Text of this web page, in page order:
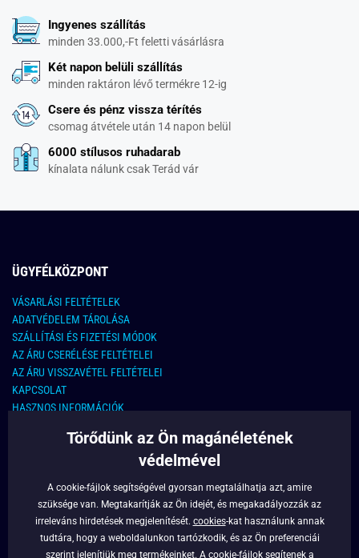
Ingyenes szállítás
minden 33.000,-Ft feletti vásárlásra
Két napon belüli szállítás
minden raktáron lévő termékre 12-ig
Csere és pénz vissza térítés
csomag átvétele után 14 napon belül
6000 stílusos ruhadarab
kínalata nálunk csak Terád vár
ÜGYFÉLKÖZPONT
VÁSARLÁSI FELTÉTELEK
ADATVÉDELEM TÁROLÁSA
SZÁLLÍTÁSI ÉS FIZETÉSI MÓDOK
AZ ÁRU CSERÉLÉSE FELTÉTELEI
AZ ÁRU VISSZAVÉTEL FELTÉTELEI
KAPCSOLAT
HASZNOS INFORMÁCIÓK
KAPCSOLAT
info@legyferfi.hu
FONTOS INFORMÁCIÓK
RÓLUNK
Törődünk az Ön magánéletének
védelmével
A cookie-fájlok segítségével gyorsan megtalálhatja azt, amire
szüksége van. Megtakarítják az Ön idejét, és megakadályozzák az
irreleváns hirdetések megjelenítését. cookies-kat használunk annak
tudtára, hogy a weboldalunkon tartózkodik, és az Ön preferenciái
szerint jelenítjük meg termékeinket. A cookie-fájlok segítenek a